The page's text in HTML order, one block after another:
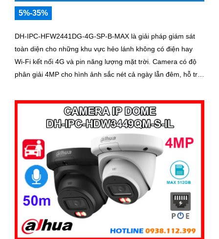
5%-35%
DH-IPC-HFW2441DG-4G-SP-B-MAX là giải pháp giám sát
toàn diện cho những khu vực hẻo lánh không có điện hay
Wi-Fi kết nối 4G và pin năng lượng mặt trời. Camera có độ
phân giải 4MP cho hình ảnh sắc nét cả ngày lẫn đêm, hỗ trợ
thoại hai chiều